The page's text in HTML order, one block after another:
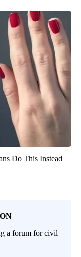
Do This Instead
a forum for civil